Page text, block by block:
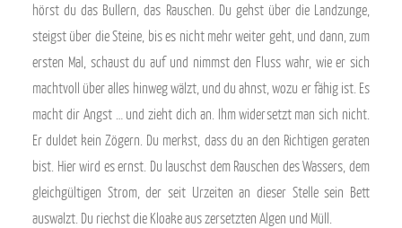
hörst du das Bullern, das Rauschen. Du gehst über die Landzunge,
steigst über die Steine, bis es nicht mehr weiter geht, und dann, zum
ersten Mal, schaust du auf und nimmst den Fluss wahr, wie er sich
machtvoll über alles hinweg wälzt, und du ahnst, wozu er fähig ist. Es
macht dir Angst … und zieht dich an. Ihm widersetzt man sich nicht.
Er duldet kein Zögern. Du merkst, dass du an den Richtigen geraten
bist. Hier wird es ernst. Du lauschst dem Rauschen des Wassers, dem
gleichgültigen Strom, der seit Urzeiten an dieser Stelle sein Bett
auswalzt. Du riechst die Kloake aus zersetzten Algen und Müll.